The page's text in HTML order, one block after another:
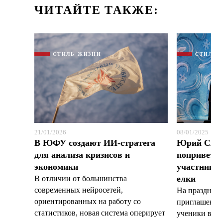
ЧИТАЙТЕ ТАКЖЕ:
СТИЛЬ ЖИЗНИ
21/01/2026
В ЮФУ создают ИИ-стратега
для анализа кризисов и
экономики
В отличии от большинства
современных нейросетей,
ориентированных на работу со
статистиков, новая система оперирует
08/01/2025
Юрий
елки
На
ученики